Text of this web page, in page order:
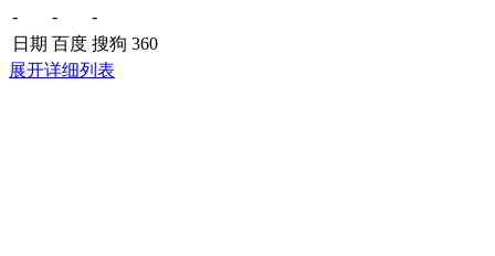
-
-
-
日期 百度 搜狗 360
展开详细列表